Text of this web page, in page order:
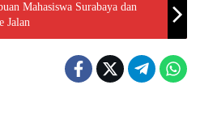
Mahasiswa Surabaya dan
Jalan